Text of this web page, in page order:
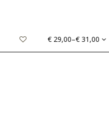
€ 29,00–€ 31,00